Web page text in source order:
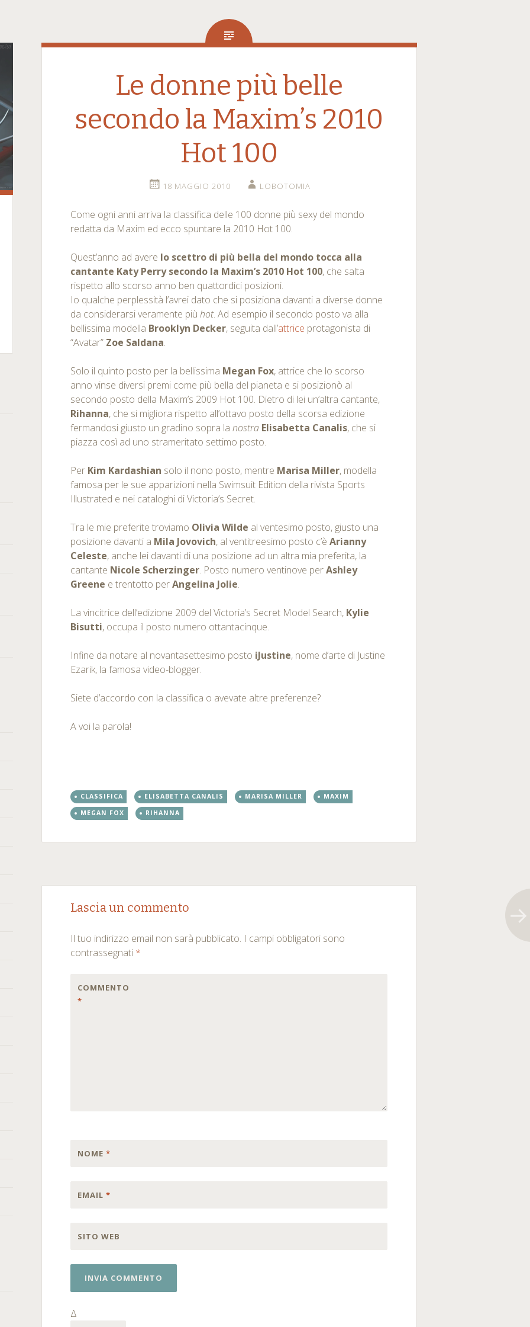
Le donne più belle
secondo la Maxim’s 2010
Hot 100
18 MAGGIO 2010 LOBOTOMIA
Come ogni anni arriva la classifica delle 100 donne più sexy del mondo
redatta da Maxim ed ecco spuntare la 2010 Hot 100.
Quest’anno ad avere lo scettro di più bella del mondo tocca alla
cantante Katy Perry secondo la Maxim’s 2010 Hot 100, che salta
rispetto allo scorso anno ben quattordici posizioni.
Io qualche perplessità l’avrei dato che si posiziona davanti a diverse donne
da considerarsi veramente piùhot. Ad esempio il secondo posto va alla
bellissima modella Brooklyn Decker, seguita dall’attrice protagonista di
“Avatar” Zoe Saldana.
Solo il quinto posto per la bellissima Megan Fox, attrice che lo scorso
anno vinse diversi premi come più bella del pianeta e si posizionò al
secondo posto della Maxim’s 2009 Hot 100. Dietro di lei un’altra cantante,
Rihanna, che si migliora rispetto all’ottavo posto della scorsa edizione
fermandosi giusto un gradino sopra lanostra Elisabetta Canalis, che si
piazza così ad uno strameritato settimo posto.
Per Kim Kardashian solo il nono posto, mentre Marisa Miller, modella
famosa per le sue apparizioni nella Swimsuit Edition della rivista Sports
Illustrated e nei cataloghi di Victoria’s Secret.
Tra le mie preferite troviamo Olivia Wilde al ventesimo posto, giusto una
posizione davanti a Mila Jovovich, al ventitreesimo posto c’èArianny
Celeste, anche lei davanti di una posizione ad un altra mia preferita, la
cantante Nicole Scherzinger. Posto numero ventinove perAshley
Greene e trentotto perAngelina Jolie.
La vincitrice dell’edizione 2009 del Victoria’s Secret Model Search, Kylie
Bisutti, occupa il posto numero ottantacinque.
Infine da notare al novantasettesimo posto iJustine, nome d’arte di Justine
Ezarik, la famosa video-blogger.
Siete d’accordo con la classifica o avevate altre preferenze?
A voi la parola!
CLASSIFICA ELISABETTA CANALIS MARISA MILLER
MAXIM
MEGAN FOX
RIHANNA
Post
Lascia un commento
Il tuo indirizzo email non sarà pubblicato. I campi obbligatori sono
contrassegnati *
COMMENTO
*
NOME*
EMAIL*
SITO WEB
Δ